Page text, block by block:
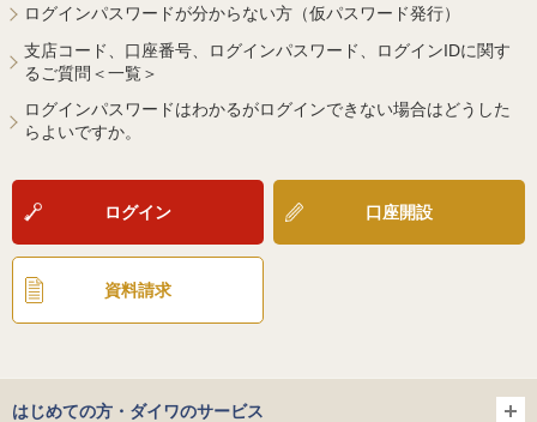
ログインパスワードが分からない方（仮パスワード発行）
支店コード、口座番号、ログインパスワード、ログインIDに関す
るご質問＜一覧＞
ログインパスワードはわかるがログインできない場合はどうした
らよいですか。
ログイン 口座開設
資料請求
はじめての方・ダイワのサービス